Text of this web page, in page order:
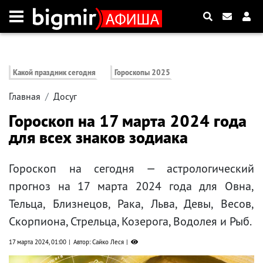
Какой праздник сегодня Гороскопы 2025
Главная Досуг
Гороскоп на 17 марта 2024 года
для всех знаков зодиака
Гороскоп на сегодня — астрологический
прогноз на 17 марта 2024 года для Овна,
Тельца, Близнецов, Рака, Льва, Девы, Весов,
Скорпиона, Стрельца, Козерога, Водолея и Рыб.
17 марта 2024, 01:00 Автор: Сайко Леся